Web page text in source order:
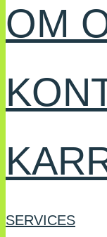
OM
SERVICES